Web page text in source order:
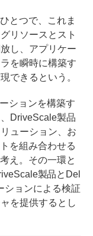
とつで、これま
リソースとスト
し、アプリケー
を瞬時に構築す
できるという。
ションを構築す
DriveScale製品
ューション、お
を組み合わせる
え。その一環と
製品とDel
ションによる検証
を提供するとし